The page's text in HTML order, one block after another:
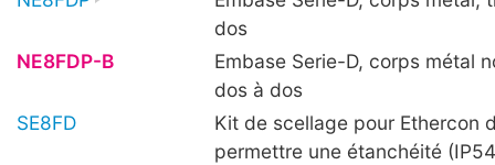
dos
NE8FDP-B
Embase Serie-D, corps métal
dos à dos
SE8FD
Kit de scellage pour Ethercon
permettre une étanchéité